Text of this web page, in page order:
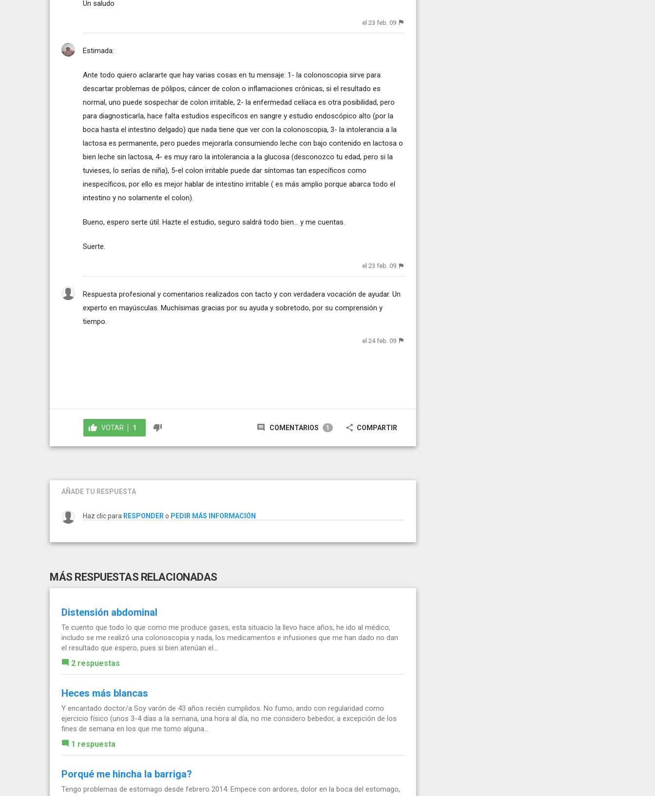
Un saludo
el 23 feb. 09
Estimada:
Ante todo quiero aclararte que hay varias cosas en tu mensaje: 1- la colonoscopia sirve para
descartar problemas de pólipos, cáncer de colon o inflamaciones crónicas, si el resultado es
normal, uno puede sospechar de colon irritable, 2- la enfermedad celíaca es otra posibilidad, pero
para diagnosticarla, hace falta estudios específicos en sangre y estudio endoscópico alto (por la
boca hasta el intestino delgado) que nada tiene que ver con la colonoscopia, 3- la intolerancia a la
lactosa es permanente, pero puedes mejorarla consumiendo leche con bajo contenido en lactosa o
bien leche sin lactosa, 4- es muy raro la intolerancia a la glucosa (desconozco tu edad, pero si la
tuvieses, lo serías de niña), 5-el colon irritable puede dar síntomas tan específicos como
inespecíficos, por ello es mejor hablar de intestino irritable ( es más amplio porque abarca todo el
intestino y no solamente el colon).
Bueno, espero serte útil. Hazte el estudio, seguro saldrá todo bien... y me cuentas.
Suerte.
el 23 feb. 09
Respuesta profesional y comentarios realizados con tacto y con verdadera vocación de ayudar. Un
experto en mayúsculas. Muchísimas gracias por su ayuda y sobretodo, por su comprensión y
tiempo.
el 24 feb. 09
VOTAR 1 COMENTARIOS 1 COMPARTIR
AÑADE TU RESPUESTA
Haz clic para RESPONDER o PEDIR MÁS INFORMACIÓN
MÁS RESPUESTAS RELACIONADAS
Distensión abdominal
Te cuento que todo lo que como me produce gases, esta situacio la llevo hace años, he ido al médico,
includo se me realizó una colonoscopia y nada, los medicamentos e infusiones que me han dado no dan
el resultado que espero, pues si bien atenúan el...
2 respuestas
Heces más blancas
Y encantado doctor/a Soy varón de 43 años recién cumplidos. No fumo, ando con regularidad como
ejercicio físico (unos 3-4 días a la semana, una hora al día, no me considero bebedor, a excepción de los
fines de semana en los que me tomo alguna...
1 respuesta
Porqué me hincha la barriga?
Tengo problemas de estomago desde febrero 2014. Empece con ardores, dolor en la boca del estomago,